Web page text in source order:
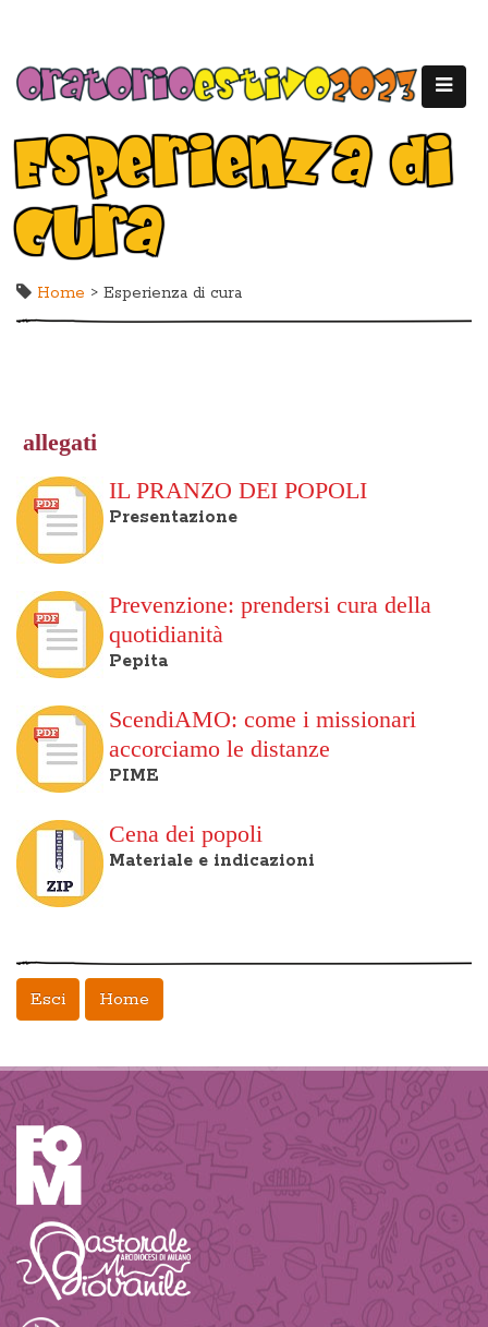
Esperienza di
cura
Home > Esperienza di cura
allegati
IL PRANZO DEI POPOLI
Presentazione
Prevenzione: prendersi cura della
quotidianità
Pepita
ScendiAMO: come i missionari
accorciamo le distanze
PIME
Cena dei popoli
Materiale e indicazioni
Esci Home